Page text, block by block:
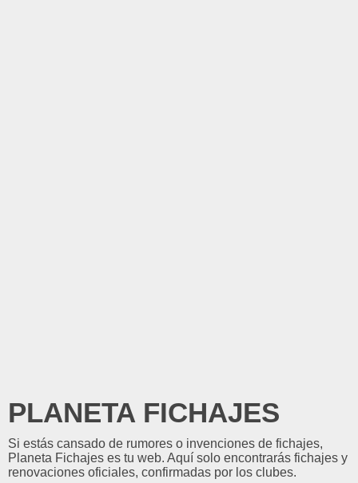
PLANETA FICHAJES
Si estás cansado de rumores o invenciones de fichajes,
Planeta Fichajes es tu web. Aquí solo encontrarás fichajes y
renovaciones oficiales, confirmadas por los clubes.